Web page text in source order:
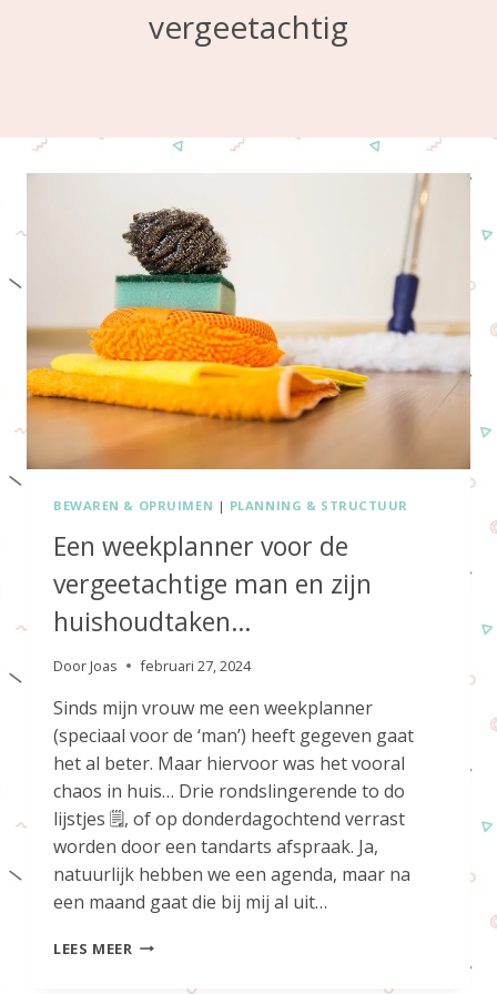
vergeetachtig
BEWAREN & OPRUIMEN | PLANNING & STRUCTUUR
Een weekplanner voor de
vergeetachtige man en zijn
huishoudtaken…
Door Joas februari 27, 2024
Sinds mijn vrouw me een weekplanner
(speciaal voor de ‘man’) heeft gegeven gaat
het al beter. Maar hiervoor was het vooral
chaos in huis… Drie rondslingerende to do
lijstjes 🗒, of op donderdagochtend verrast
worden door een tandarts afspraak. Ja,
natuurlijk hebben we een agenda, maar na
een maand gaat die bij mij al uit…
LEES MEER EEN